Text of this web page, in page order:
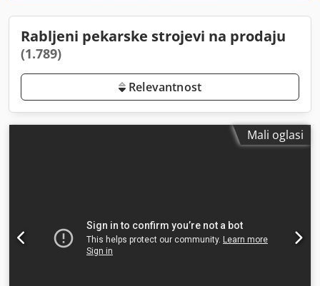
Rabljeni pekarske strojevi na prodaju
(1.789)
Relevantnost
Mali oglasi